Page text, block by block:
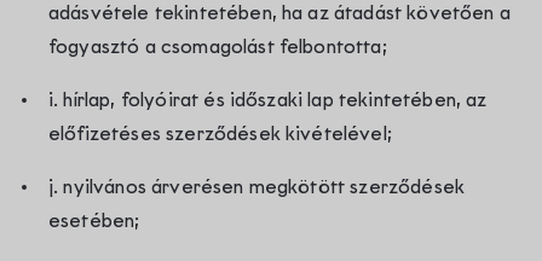
adásvétele tekintetében, ha az átadást követően a
fogyasztó a csomagolást felbontotta;
i. hírlap, folyóirat és időszaki lap tekintetében, az
előfizetéses szerződések kivételével;
j. nyilvános árverésen megkötött szerződések
esetében;